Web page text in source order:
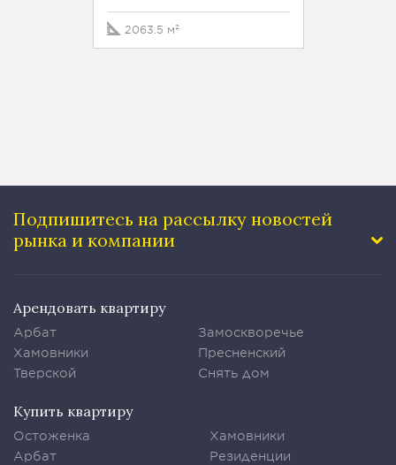
2063.5 м²
Подпишитесь на рассылку новостей
рынка и компании
Арендовать квартиру
Арбат
Хамовники
Тверской
Замоскворечье
Пресненский
Снять дом
Купить квартиру
Остоженка
Арбат
Хамовники
Резиденции